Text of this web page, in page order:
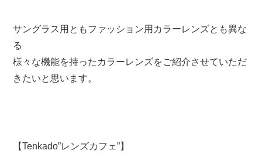
サングラス用ともファッション用カラーレンズとも異な
る
様々な機能を持ったカラーレンズをご紹介させていただ
きたいと思います。
【Tenkado”レンズカフェ”】